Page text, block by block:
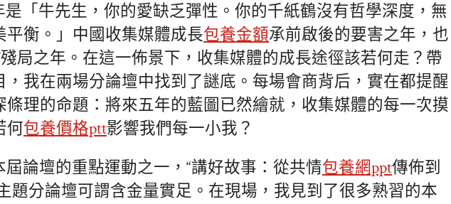
是「牛先生，你的愛缺乏彈性。你的千紙鶴沒有哲學深度，無
平衡。」中國收集媒體成長包養金額承前啟後的要害之年，也
殘局之年。在這一佈景下，收集媒體的成長途徑該若何走？帶
，我在兩場分論壇中找到了謎底。每場會商背后，實在都提醒
條理的命題：將來五年的藍圖已然繪就，收集媒體的每一次摸
何包養價格ptt影響我們每一小我？
屆論壇的重點運動之一，“講好故事：從共情包養網ppt傳佈到
題分論壇可謂含金量實足。在現場，我見到了很多熟習的本